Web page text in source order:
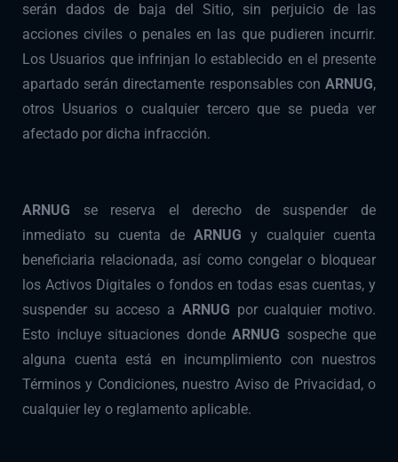
serán dados de baja del Sitio, sin perjuicio de las
acciones civiles o penales en las que pudieren incurrir.
Los Usuarios que infrinjan lo establecido en el presente
apartado serán directamente responsables con ARNUG,
otros Usuarios o cualquier tercero que se pueda ver
afectado por dicha infracción.
ARNUG se reserva el derecho de suspender de
inmediato su cuenta de ARNUG y cualquier cuenta
beneficiaria relacionada, así como congelar o bloquear
los Activos Digitales o fondos en todas esas cuentas, y
suspender su acceso a ARNUG por cualquier motivo.
Esto incluye situaciones donde ARNUG sospeche que
alguna cuenta está en incumplimiento con nuestros
Términos y Condiciones, nuestro Aviso de Privacidad, o
cualquier ley o reglamento aplicable.